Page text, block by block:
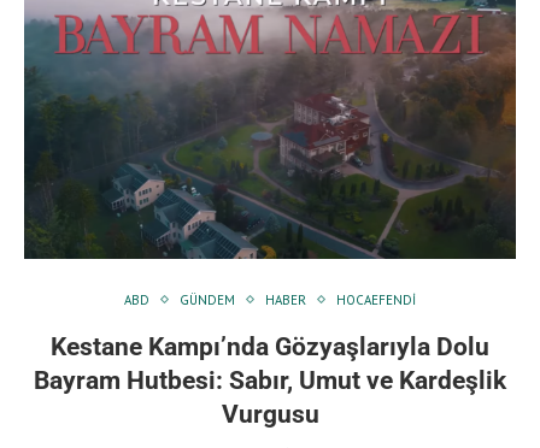
ABD GÜNDEM HABER HOCAEFENDI
Kestane Kampı’nda Gözyaşlarıyla Dolu
Bayram Hutbesi: Sabır, Umut ve Kardeşlik
Vurgusu